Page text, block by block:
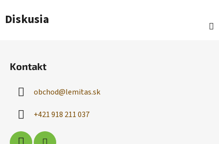
Diskusia
Kontakt
obchod@lemitas.sk
+421 918 211 037